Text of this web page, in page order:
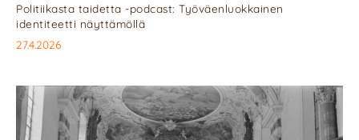
Politiikasta taidetta -podcast: Työväenluokkainen
identiteetti näyttämöllä
27.4.2026